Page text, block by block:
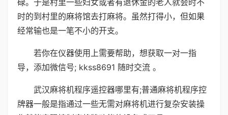
碌。于是村里一些妇女或者有退休金的老人就会时不
时的到村里的麻将馆去打麻将。虽然打得小，但如果
经常输也是一笔不小的开支。
若你在仪器使用上需要帮助，想获取一对一指
导，添加微信号; kkss8691 随时交流 。
武汉麻将机程序遥控器哪里有;普通麻将机程序控
牌器一般是指通过一些无需对麻将机进行复杂安装操